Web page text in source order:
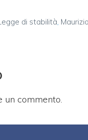
di stabilità,
un commento.